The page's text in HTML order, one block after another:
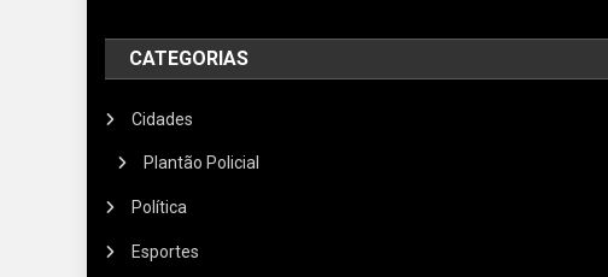
CATEGORIAS
Cidades
Plantão Policial
Política
Esportes